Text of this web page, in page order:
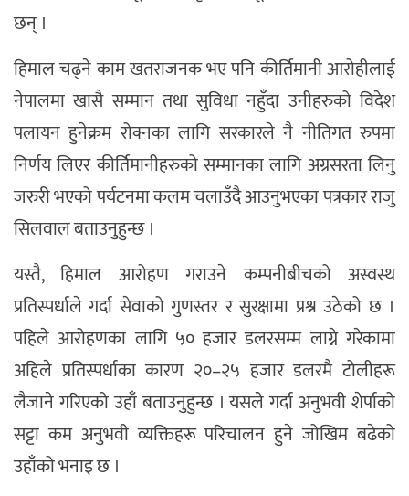
छन् ।
हिमाल चढ्ने काम खतराजनक भए पनि कीर्तिमानी आरोहीलाई
नेपालमा खासै सम्मान तथा सुविधा नहुँदा उनीहरुको विदेश
पलायन हुनेक्रम रोक्नका लागि सरकारले नै नीतिगत रुपमा
निर्णय लिएर कीर्तिमानीहरुको सम्मानका लागि अग्रसरता लिनु
जरुरी भएको पर्यटनमा कलम चलाउँदै आउनुभएका पत्रकार राजु
सिलवाल बताउनुहुन्छ ।
यस्तै, हिमाल आरोहण गराउने कम्पनीबीचको अस्वस्थ
प्रतिस्पर्धाले गर्दा सेवाको गुणस्तर र सुरक्षामा प्रश्न उठेको छ ।
पहिले आरोहणका लागि ५० हजार डलरसम्म लाग्ने गरेकामा
अहिले प्रतिस्पर्धाका कारण २०–२५ हजार डलरमै टोलीहरू
लैजाने गरिएको उहाँ बताउनुहुन्छ । यसले गर्दा अनुभवी शेर्पाको
सट्टा कम अनुभवी व्यक्तिहरू परिचालन हुने जोखिम बढेको
उहाँको भनाइ छ ।